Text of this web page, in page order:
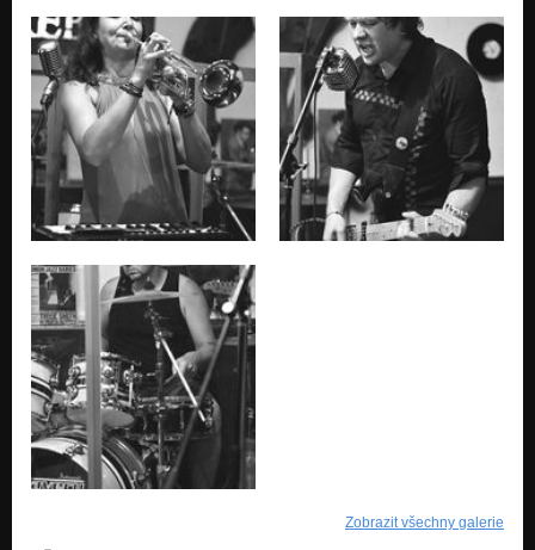
Zobrazit všechny galerie